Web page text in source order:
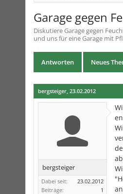
Garage gegen
DiskutiereGarage gegen
und uns für eine Garage mit
Antworten Neues
bergsteiger, 23.02.2012
bergsteiger
Dabei seit:
23.02.2012
Beiträge:
1